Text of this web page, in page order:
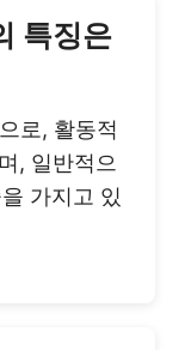
특징은
로, 활동적
, 일반적으
가지고 있